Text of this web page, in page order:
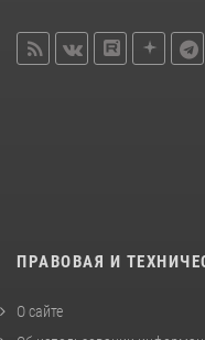
ПРАВОВАЯ И
О сайте